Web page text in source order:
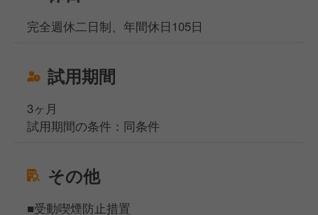
完全週休二日制、年間休日105日
試用期間
3ヶ月
試用期間の条件：同条件
その他
■受動喫煙防止措置